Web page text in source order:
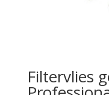
Filtervlies